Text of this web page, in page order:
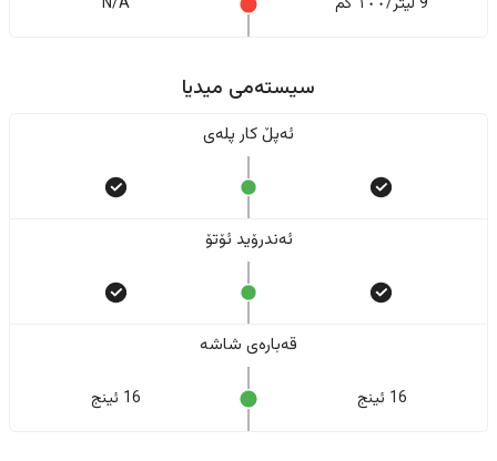
سیستەمی میدیا
ئەپڵ کار پلەی
ئەندرۆید ئۆتۆ
قەبارەی شاشە
16 ئینج 16 ئینج